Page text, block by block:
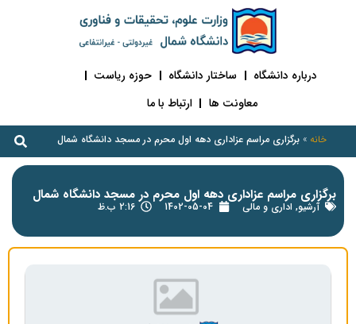
درباره دانشگاه ساختار دانشگاه
حوزه ریاست
معاونت ها
ارتباط با ما
خانه » برگزاری مراسم عزاداری دهه اول محرم در مسجد دانشگاه شمال
برگزاری مراسم عزاداری دهه اول محرم در مسجد دانشگاه شمال
آرشیو, اداری و مالی 1402-05-04 2:16 ب.ظ